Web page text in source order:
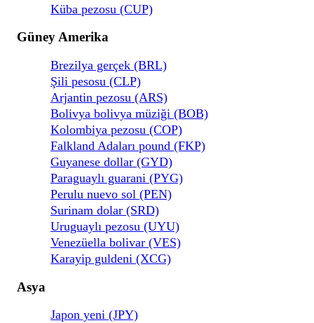
Küba pezosu (CUP)
Güney Amerika
Brezilya gerçek (BRL)
Şili pesosu (CLP)
Arjantin pezosu (ARS)
Bolivya bolivya müziği (BOB)
Kolombiya pezosu (COP)
Falkland Adaları pound (FKP)
Guyanese dollar (GYD)
Paraguaylı guarani (PYG)
Perulu nuevo sol (PEN)
Surinam dolar (SRD)
Uruguaylı pezosu (UYU)
Venezüella bolivar (VES)
Karayip guldeni (XCG)
Asya
Japon yeni (JPY)